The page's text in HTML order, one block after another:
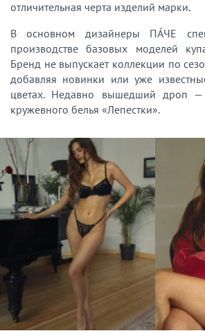
отличительная черта изделий марки.
В основном дизайнеры ПÁЧЕ
производстве базовых моделей
Бренд не выпускает коллекции по
добавляя новинки или уже
цветах. Недавно вышедший дроп —
кружевного белья «Лепестки».